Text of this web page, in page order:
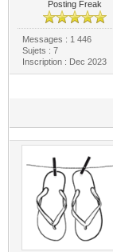
Posting Freak
Messages : 1 446
Sujets : 7
Inscription : Dec 2023